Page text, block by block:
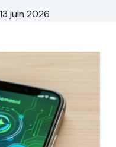
13 juin 2026